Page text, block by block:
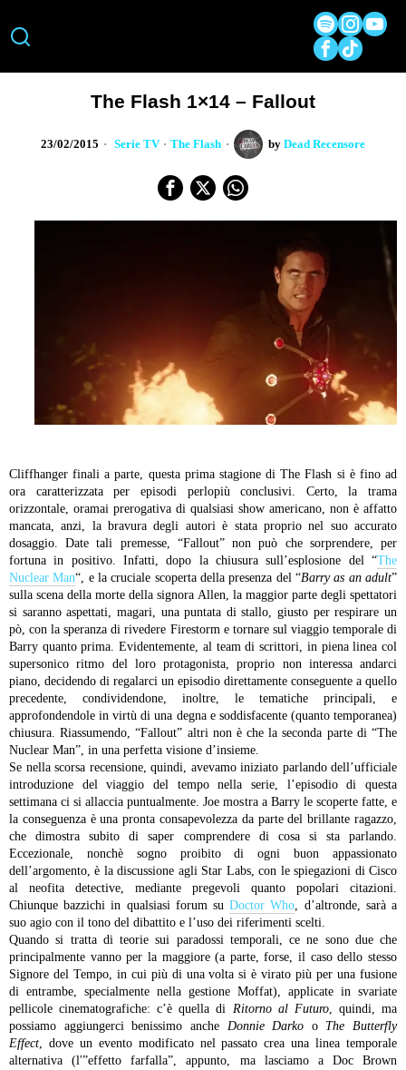
The Flash 1×14 – Fallout
23/02/2015 Serie TV · The Flash by Dead Recensore
Cliffhanger finali a parte, questa prima stagione di The Flash si è fino ad
ora caratterizzata per episodi perlopiù conclusivi. Certo, la trama
orizzontale, oramai prerogativa di qualsiasi show americano, non è affatto
mancata, anzi, la bravura degli autori è stata proprio nel suo accurato
dosaggio. Date tali premesse, “Fallout” non può che sorprendere, per
fortuna in positivo. Infatti, dopo la chiusura sull’esplosione del “The
Nuclear Man“, e la cruciale scoperta della presenza del “Barry as an adult”
sulla scena della morte della signora Allen, la maggior parte degli spettatori
si saranno aspettati, magari, una puntata di stallo, giusto per respirare un
pò, con la speranza di rivedere Firestorm e tornare sul viaggio temporale di
Barry quanto prima. Evidentemente, al team di scrittori, in piena linea col
supersonico ritmo del loro protagonista, proprio non interessa andarci
piano, decidendo di regalarci un episodio direttamente conseguente a quello
precedente, condividendone, inoltre, le tematiche principali, e
approfondendole in virtù di una degna e soddisfacente (quanto temporanea)
chiusura. Riassumendo, “Fallout” altri non è che la seconda parte di “The
Nuclear Man”, in una perfetta visione d’insieme.
Se nella scorsa recensione, quindi, avevamo iniziato parlando dell’ufficiale
introduzione del viaggio del tempo nella serie, l’episodio di questa
settimana ci si allaccia puntualmente. Joe mostra a Barry le scoperte fatte, e
la conseguenza è una pronta consapevolezza da parte del brillante ragazzo,
che dimostra subito di saper comprendere di cosa si sta parlando.
Eccezionale, nonchè sogno proibito di ogni buon appassionato
dell’argomento, è la discussione agli Star Labs, con le spiegazioni di Cisco
al neofita detective, mediante pregevoli quanto popolari citazioni.
Chiunque bazzichi in qualsiasi forum suDoctor Who, d’altronde, sarà a
suo agio con il tono del dibattito e l’uso dei riferimenti scelti.
Quando si tratta di teorie sui paradossi temporali, ce ne sono due che
principalmente vanno per la maggiore (a parte, forse, il caso dello stesso
Signore del Tempo, in cui più di una volta si è virato più per una fusione
di entrambe, specialmente nella gestione Moffat), applicate in svariate
pellicole cinematografiche: c’è quella di Ritorno al Futuro, quindi, ma
possiamo aggiungerci benissimo anche Donnie Darko o The Butterfly
Effect, dove un evento modificato nel passato crea una linea temporale
alternativa (l'”effetto farfalla”, appunto, ma lasciamo a Doc Brown